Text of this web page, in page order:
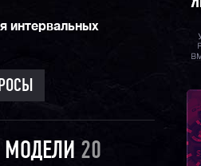
интервальных
МОДЕЛИ 20